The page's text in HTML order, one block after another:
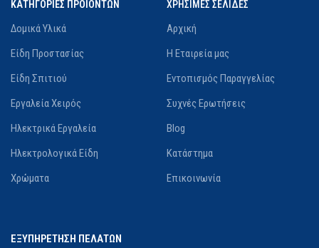
ΚΑΤΗΓΟΡΙΕΣ ΠΡΟΙΟΝΤΩΝ
Δομικά Υλικά
Είδη Προστασίας
Είδη Σπιτιού
Εργαλεία Χειρός
Ηλεκτρικά Εργαλεία
Ηλεκτρολογικά Είδη
Χρώματα
ΧΡΗΣΙΜΕΣ ΣΕΛΙΔΕΣ
Αρχική
Η Εταιρεία μας
Εντοπισμός Παραγγελίας
Συχνές Ερωτήσεις
Blog
Κατάστημα
Επικοινωνία
ΕΞΥΠΗΡΕΤΗΣΗ ΠΕΛΑΤΩΝ